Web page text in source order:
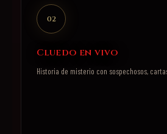
02
Cluedo en vivo
Historia de misterio con sospechosos,